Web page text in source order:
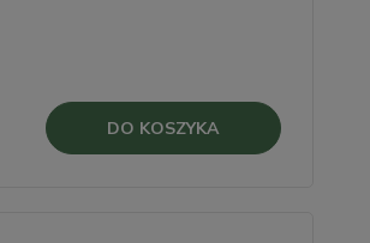
DO KOSZYKA